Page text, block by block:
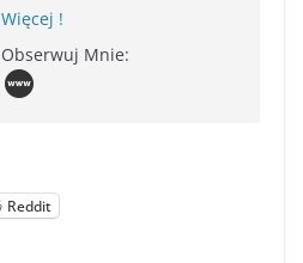
Więcej !
Obserwuj Mnie:
Reddit